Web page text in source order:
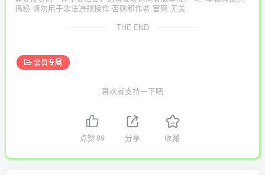
揭秘 请勿用于非法违规操作 否则和作者 官网 无关
THE END
会员专属
喜欢就支持一下吧
点赞89 分享 收藏